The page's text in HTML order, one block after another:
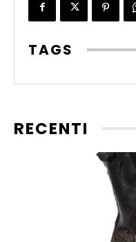
TAGS
RECENTI